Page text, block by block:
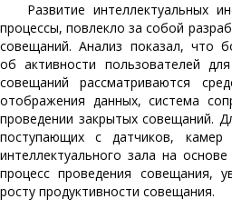
Развитие интеллектуальных
процессы, повлекло за собой
совещаний. Анализ показал, что
об активности пользователей
совещаний рассматриваются
отображения данных, система
проведении закрытых совещаний.
поступающих с датчиков,
интеллектуального зала на
процесс проведения совещания,
росту продуктивности совещания.